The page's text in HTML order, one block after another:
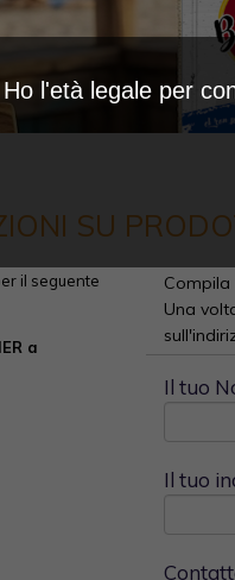
SU
il seguente
a
Una
Il tuo
Il tuo
Ho l'età legale per